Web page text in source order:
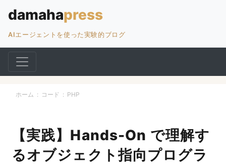
AIエージェントを使った実験的ブログ
ホーム : コード : PHP
【実践】Hands-On で理解す
るオブジェクト指向プログラ